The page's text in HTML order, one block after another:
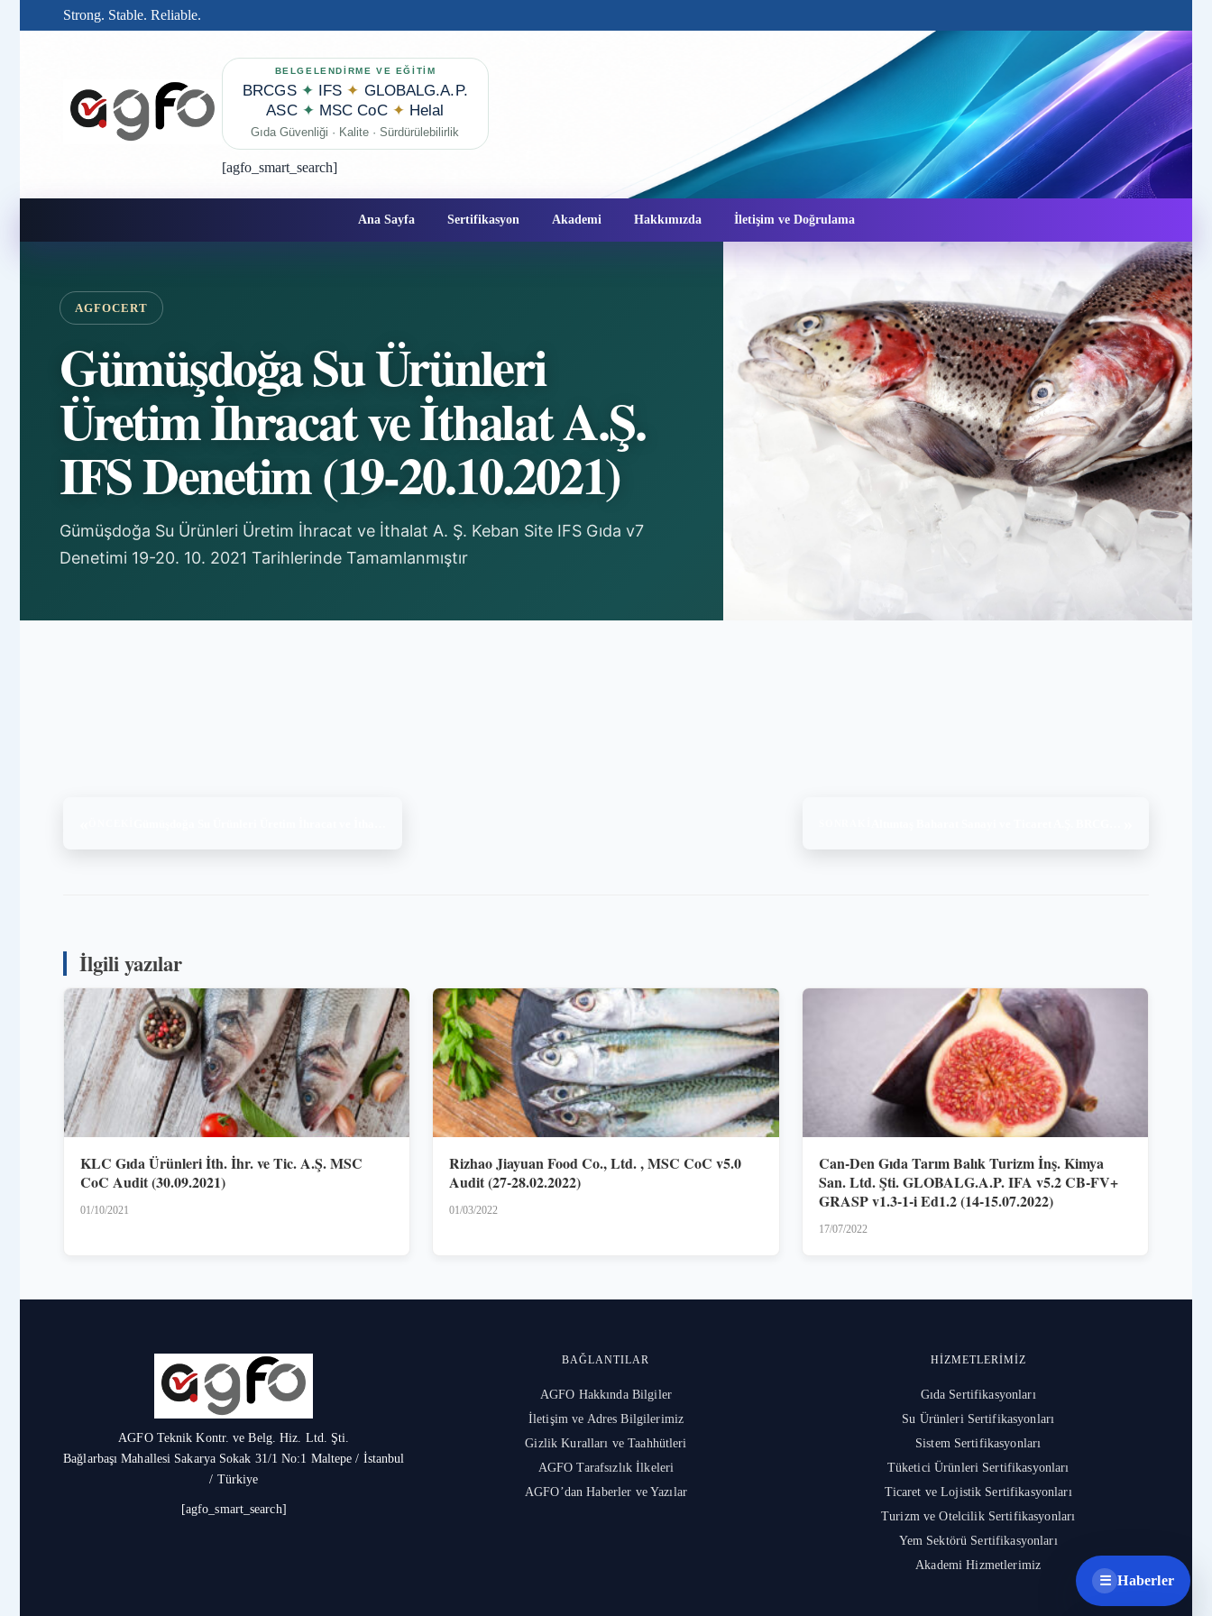
Strong. Stable. Reliable.
BELGELENDİRME VE EĞİTİM
BRCGS ✦ IFS ✦ GLOBALG.A.P.
ASC ✦ MSC CoC ✦ Helal
Gıda Güvenliği · Kalite · Sürdürülebilirlik
[agfo_smart_search]
Ana Sayfa Sertifikasyon Akademi Hakkımızda İletişim ve Doğrulama
AGFOCERT
Gümüşdoğa Su Ürünleri
Üretim İhracat ve İthalat A.Ş.
IFS Denetim (19-20.10.2021)
Gümüşdoğa Su Ürünleri Üretim İhracat ve İthalat A. Ş. Keban Site IFS Gıda v7
Denetimi 19-20. 10. 2021 Tarihlerinde Tamamlanmıştır
İlgili yazılar
KLC Gıda Ürünleri İth. İhr. ve Tic. A.Ş. MSC
CoC Audit (30.09.2021)
01/10/2021
Rizhao Jiayuan Food Co., Ltd. , MSC CoC v5.0
Audit (27-28.02.2022)
01/03/2022
Can-Den Gıda Tarım Balık Turizm İnş. Kimya
San. Ltd. Şti. GLOBALG.A.P. IFA v5.2 CB-FV+
GRASP v1.3-1-i Ed1.2 (14-15.07.2022)
17/07/2022
AGFO Teknik Kontr. ve Belg. Hiz. Ltd. Şti.
Bağlarbaşı Mahallesi Sakarya Sokak 31/1 No:1 Maltepe / İstanbul
/ Türkiye
[agfo_smart_search]
BAĞLANTILAR
AGFO Hakkında Bilgiler
İletişim ve Adres Bilgilerimiz
Gizlik Kuralları ve Taahhütleri
AGFO Tarafsızlık İlkeleri
AGFO’dan Haberler ve Yazılar
HIZMETLERIMIZ
Gıda Sertifikasyonları
Su Ürünleri Sertifikasyonları
Sistem Sertifikasyonları
Tüketici Ürünleri Sertifikasyonları
Ticaret ve Lojistik Sertifikasyonları
Turizm ve Otelcilik Sertifikasyonları
Yem Sektörü Sertifikasyonları
Akademi Hizmetlerimiz
☰ Haberler